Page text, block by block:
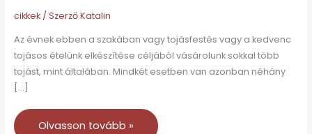
cikkek/ SzerzőKatalin
Az évnek ebben a szakában vagy tojásfestés vagy a kedvenc
tojásos ételünk elkészítése céljából vásárolunk sokkal több
tojást, mint általában. Mindkét esetben van azonban néhány
[…]
Olvasson tovább »